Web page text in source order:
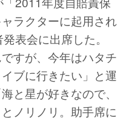
ラクターに起用され
表会に出席した。
すが、今年はハタチ
ブに行きたい」と運
と星が好きなので、
ノリノリ。助手席に